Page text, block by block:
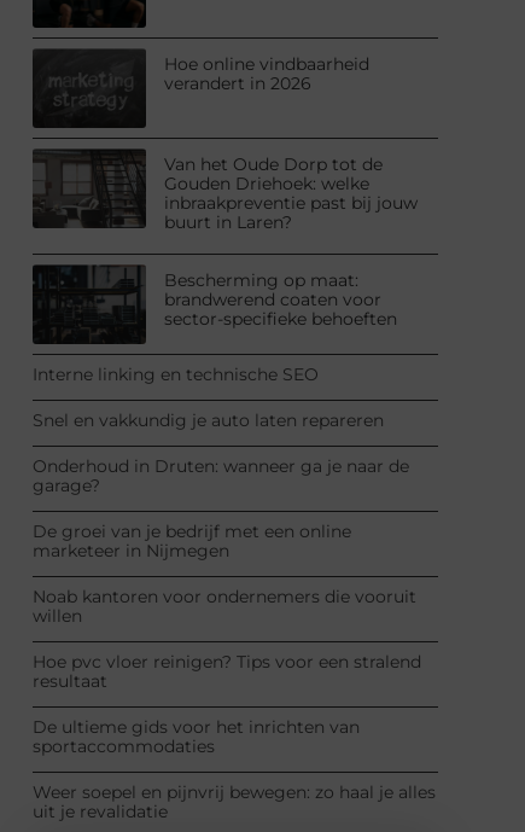
Hoe online vindbaarheid
verandert in 2026
Van het Oude Dorp tot de
Gouden Driehoek: welke
inbraakpreventie past bij jouw
buurt in Laren?
Bescherming op maat:
brandwerend coaten voor
sector-specifieke behoeften
Interne linking en technische SEO
Snel en vakkundig je auto laten repareren
Onderhoud in Druten: wanneer ga je naar de
garage?
De groei van je bedrijf met een online
marketeer in Nijmegen
Noab kantoren voor ondernemers die vooruit
willen
Hoe pvc vloer reinigen? Tips voor een stralend
resultaat
De ultieme gids voor het inrichten van
sportaccommodaties
Weer soepel en pijnvrij bewegen: zo haal je alles
uit je revalidatie